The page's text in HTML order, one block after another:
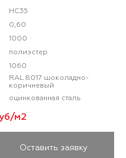
НС35
0,60
1000
полиэстер
1060
RAL 8017 шоколадно-
коричневый
оцинкованная сталь
м2
Оставить заявку